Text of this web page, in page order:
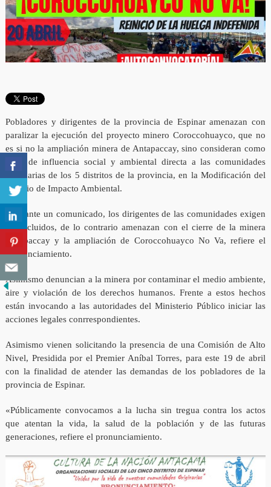
Pobladores y dirigentes de la provincia de Espinar amenazan con
paralizar la ejecución del proyecto minero Coroccohuayco, que no
es si no la ampliación minera de Antapaccay, sino consideran como
zona de influencia social y ambiental directa a las comunidades
originarias de los 5 distritos de la provincia, en la Modificación del
Estudio de Impacto Ambiental.
Mediante un comunicado, los dirigentes de las comunidades exigen
ser incluidos, de lo contrario amenazan con el cierre de la minera
Antapaccay y la ampliación de Coroccohuayco No Va, refiere el
pronunciamiento.
Asimismo denuncian a la minera por contaminar el medio ambiente,
aire y violación de los derechos humanos. Frente a estos hechos
están invocando a las autoridades del Ministerio Público iniciar las
acciones legales conrrespondientes.
Asimismo vienen solicitando la presencia de una Comisión de Alto
Nivel, Presidida por el Premier Aníbal Torres, para este 19 de abril
con la finalidad de atender las demandas de los pobladores de la
provincia de Espinar.
«Públicamente convocamos a la lucha sin tregua contra los actos
que atentan la vida, la salud de la población y de las futuras
generaciones, refiere el pronunciamiento.